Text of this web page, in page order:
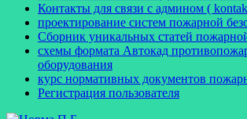
Контакты для связи с админом (
проектирование систем пожарной
Сборник уникальных статей
схемы формата Автокад
оборудования
курс нормативных документов
Регистрация пользователя